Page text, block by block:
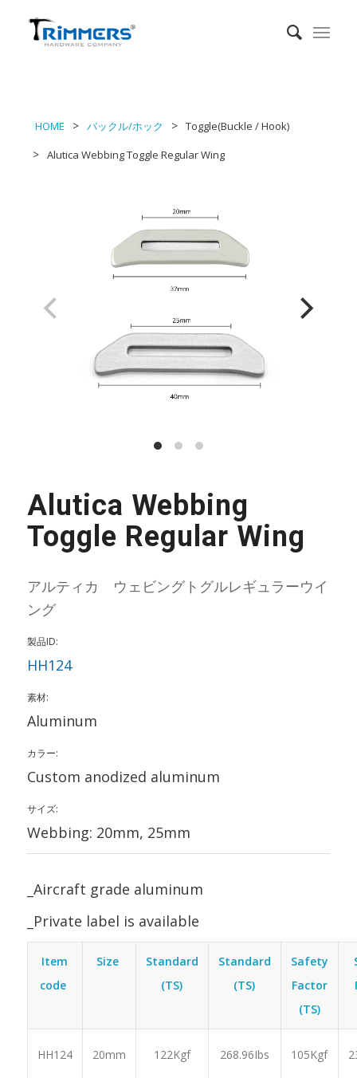
HOME バックル/ホック
Toggle(Buckle / Hook)
Alutica Webbing Toggle Regular Wing
Alutica Webbing
Toggle Regular Wing
アルティカ ウェビングトグルレギュラーウイ
ング
製品ID:
HH124
素材:
Aluminum
カラー:
Custom anodized aluminum
サイズ:
Webbing: 20mm, 25mm
_Aircraft grade aluminum
_Private label is available
Item
code
Size
Standard
(TS)
Standard
(TS)
Safety
Factor
(TS)
HH124 20mm 122Kgf 268.96Ibs 105Kgf